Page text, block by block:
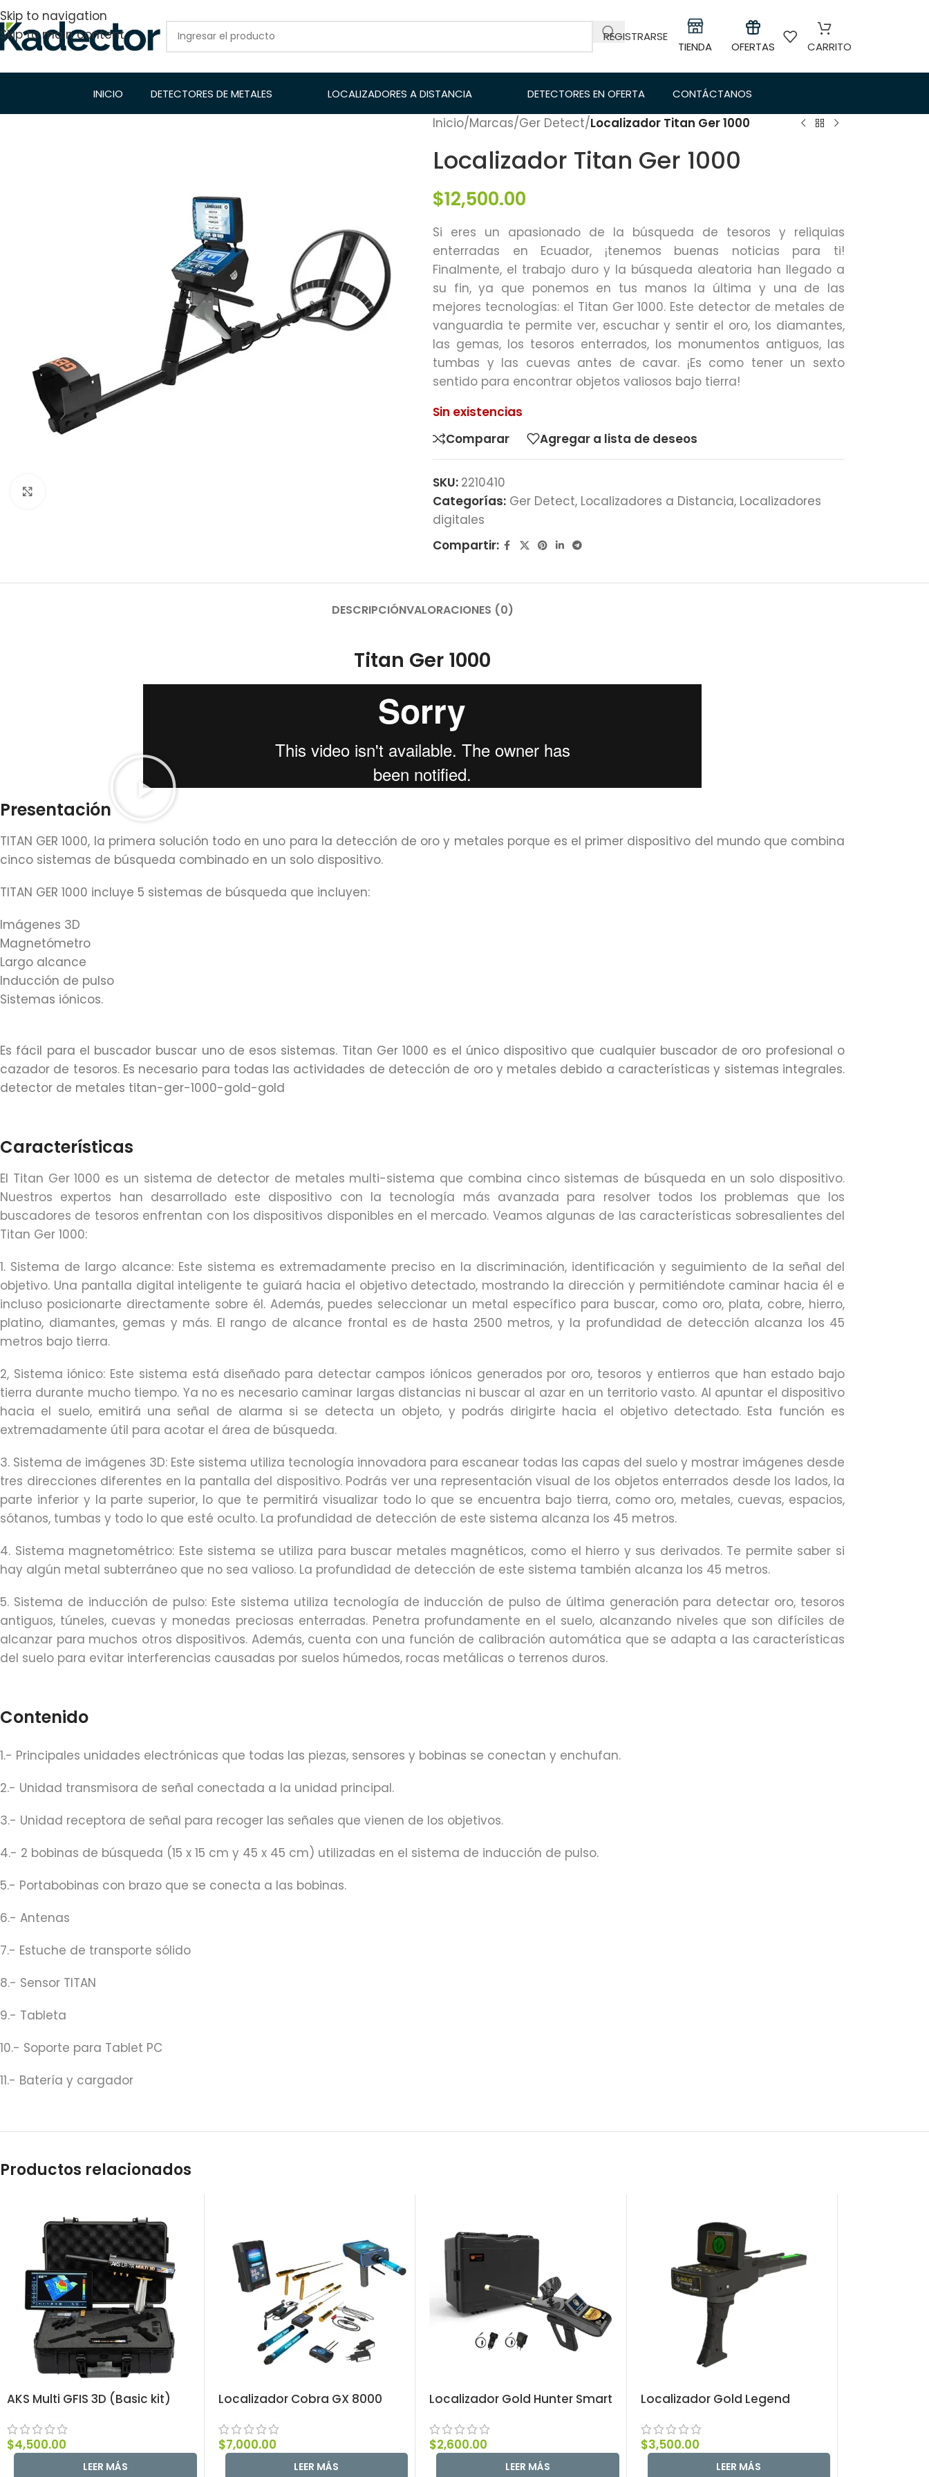
Skip to navigation
Skip to main content
REGISTRARSE
TIENDA OFERTAS CARRITO
INICIO DETECTORES DE METALES LOCALIZADORES A DISTANCIA DETECTORES EN OFERTA CONTÁCTANOS
Inicio/Marcas/Ger Detect/Localizador Titan Ger 1000
Localizador Titan Ger 1000
$12,500.00
Si eres un apasionado de la búsqueda de tesoros y reliquias
enterradas en Ecuador, ¡tenemos buenas noticias para ti!
Finalmente, el trabajo duro y la búsqueda aleatoria han llegado a
su fin, ya que ponemos en tus manos la última y una de las
mejores tecnologías: el Titan Ger 1000. Este detector de metales de
vanguardia te permite ver, escuchar y sentir el oro, los diamantes,
las gemas, los tesoros enterrados, los monumentos antiguos, las
tumbas y las cuevas antes de cavar. ¡Es como tener un sexto
sentido para encontrar objetos valiosos bajo tierra!
Sin existencias
Comparar
Agregar a lista de deseos
SKU: 2210410
Categorías: Ger Detect, Localizadores a Distancia, Localizadores
digitales
Compartir:
DESCRIPCIÓNVALORACIONES (0)
Titan Ger 1000
Presentación
TITAN GER 1000, la primera solución todo en uno para la detección de oro y metales porque es el primer dispositivo del mundo que combina
cinco sistemas de búsqueda combinado en un solo dispositivo.
TITAN GER 1000 incluye 5 sistemas de búsqueda que incluyen:
Imágenes 3D
Magnetómetro
Largo alcance
Inducción de pulso
Sistemas iónicos.
Es fácil para el buscador buscar uno de esos sistemas. Titan Ger 1000 es el único dispositivo que cualquier buscador de oro profesional o
cazador de tesoros. Es necesario para todas las actividades de detección de oro y metales debido a características y sistemas integrales.
detector de metales titan-ger-1000-gold-gold
Características
El Titan Ger 1000 es un sistema de detector de metales multi-sistema que combina cinco sistemas de búsqueda en un solo dispositivo.
Nuestros expertos han desarrollado este dispositivo con la tecnología más avanzada para resolver todos los problemas que los
buscadores de tesoros enfrentan con los dispositivos disponibles en el mercado. Veamos algunas de las características sobresalientes del
Titan Ger 1000:
1. Sistema de largo alcance: Este sistema es extremadamente preciso en la discriminación, identificación y seguimiento de la señal del
objetivo. Una pantalla digital inteligente te guiará hacia el objetivo detectado, mostrando la dirección y permitiéndote caminar hacia él e
incluso posicionarte directamente sobre él. Además, puedes seleccionar un metal específico para buscar, como oro, plata, cobre, hierro,
platino, diamantes, gemas y más. El rango de alcance frontal es de hasta 2500 metros, y la profundidad de detección alcanza los 45
metros bajo tierra.
2, Sistema iónico: Este sistema está diseñado para detectar campos iónicos generados por oro, tesoros y entierros que han estado bajo
tierra durante mucho tiempo. Ya no es necesario caminar largas distancias ni buscar al azar en un territorio vasto. Al apuntar el dispositivo
hacia el suelo, emitirá una señal de alarma si se detecta un objeto, y podrás dirigirte hacia el objetivo detectado. Esta función es
extremadamente útil para acotar el área de búsqueda.
3. Sistema de imágenes 3D: Este sistema utiliza tecnología innovadora para escanear todas las capas del suelo y mostrar imágenes desde
tres direcciones diferentes en la pantalla del dispositivo. Podrás ver una representación visual de los objetos enterrados desde los lados, la
parte inferior y la parte superior, lo que te permitirá visualizar todo lo que se encuentra bajo tierra, como oro, metales, cuevas, espacios,
sótanos, tumbas y todo lo que esté oculto. La profundidad de detección de este sistema alcanza los 45 metros.
4. Sistema magnetométrico: Este sistema se utiliza para buscar metales magnéticos, como el hierro y sus derivados. Te permite saber si
hay algún metal subterráneo que no sea valioso. La profundidad de detección de este sistema también alcanza los 45 metros.
5. Sistema de inducción de pulso: Este sistema utiliza tecnología de inducción de pulso de última generación para detectar oro, tesoros
antiguos, túneles, cuevas y monedas preciosas enterradas. Penetra profundamente en el suelo, alcanzando niveles que son difíciles de
alcanzar para muchos otros dispositivos. Además, cuenta con una función de calibración automática que se adapta a las características
del suelo para evitar interferencias causadas por suelos húmedos, rocas metálicas o terrenos duros.
Contenido
1.- Principales unidades electrónicas que todas las piezas, sensores y bobinas se conectan y enchufan.
2.- Unidad transmisora de señal conectada a la unidad principal.
3.- Unidad receptora de señal para recoger las señales que vienen de los objetivos.
4.- 2 bobinas de búsqueda (15 x 15 cm y 45 x 45 cm) utilizadas en el sistema de inducción de pulso.
5.- Portabobinas con brazo que se conecta a las bobinas.
6.- Antenas
7.- Estuche de transporte sólido
8.- Sensor TITAN
9.- Tableta
10.- Soporte para Tablet PC
11.- Batería y cargador
Productos relacionados
AKS Multi GFIS 3D (Basic kit)
$4,500.00
LEER MÁS
Localizador Cobra GX 8000
$7,000.00
LEER MÁS
Localizador Gold Hunter Smart
$2,600.00
LEER MÁS
Localizador Gold Legend
$3,500.00
LEER MÁS